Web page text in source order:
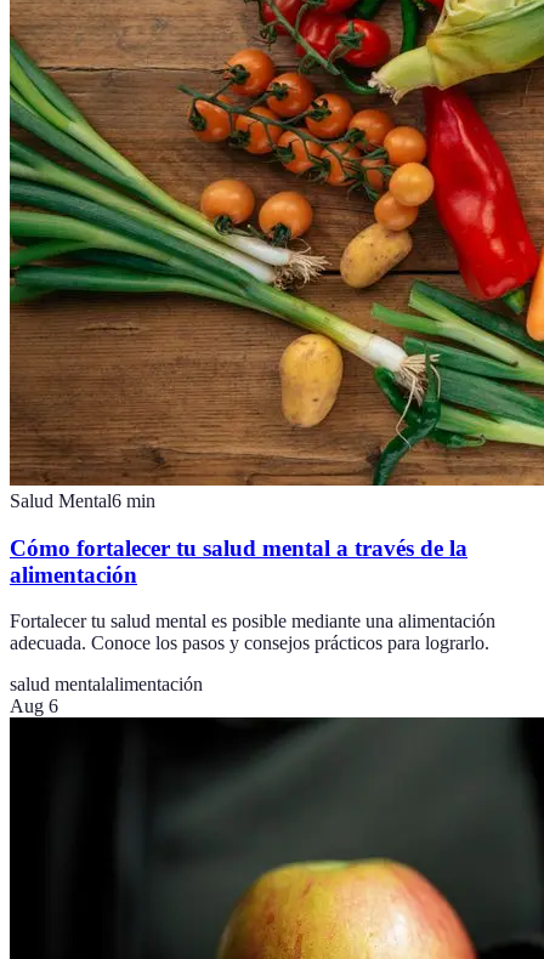
Salud Mental6 min
Cómo fortalecer tu salud mental a través de la
alimentación
Fortalecer tu salud mental es posible mediante una alimentación
adecuada. Conoce los pasos y consejos prácticos para lograrlo.
salud mentalalimentación
Aug 6